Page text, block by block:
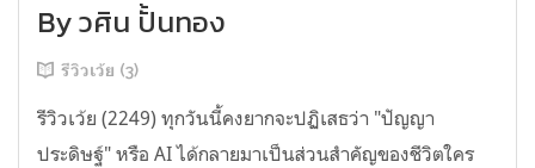
By วศิน ปั้นทอง
รีวิวเว้ย (3)
รีวิวเว้ย (2249) ทุกวันนี้คงยากจะปฏิเสธว่า "ปัญญา
ประดิษฐ์" หรือ AI ได้กลายมาเป็นส่วนสำคัญของชีวิตใคร